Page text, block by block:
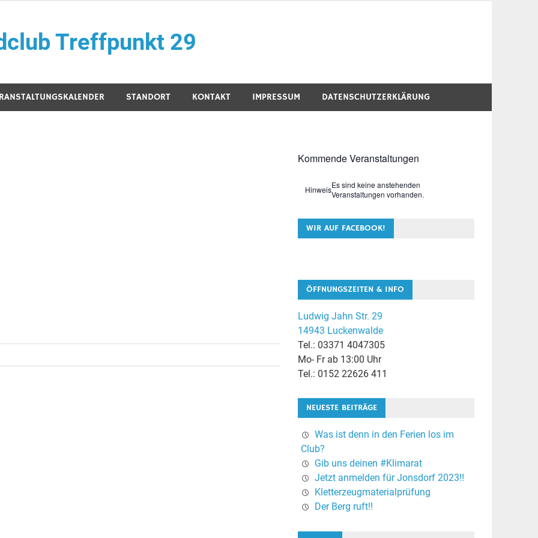
Treffpunkt 29
STANDORT KONTAKT IMPRESSUM DATENSCHUTZERKLÄRUNG
Kommende Veranstaltungen
HinweisEs sind keine anstehenden
Veranstaltungen vorhanden.
WIR AUF FACEBOOK!
ÖFFNUNGSZEITEN & INFO
Ludwig Jahn Str. 29
14943 Luckenwalde
Tel.: 03371 4047305
Mo- Fr ab 13:00 Uhr
Tel.: 0152 22626 411
NEUESTE BEITRÄGE
Was ist denn in den Ferien los im
Club?
Gib uns deinen #Klimarat
Jetzt anmelden für Jonsdorf 2023!!
Kletterzeugmaterialprüfung
Der Berg ruft!!